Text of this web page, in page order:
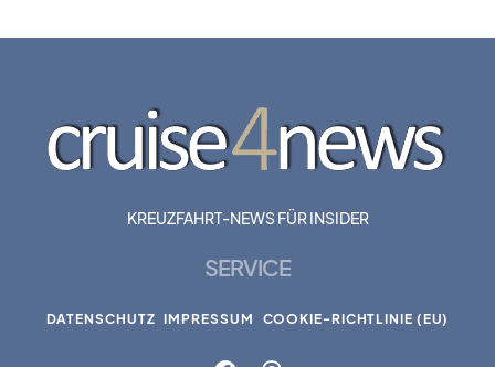
KREUZFAHRT-NEWS FÜR INSIDER
SERVICE
DATENSCHUTZ IMPRESSUM COOKIE-RICHTLINIE (EU)